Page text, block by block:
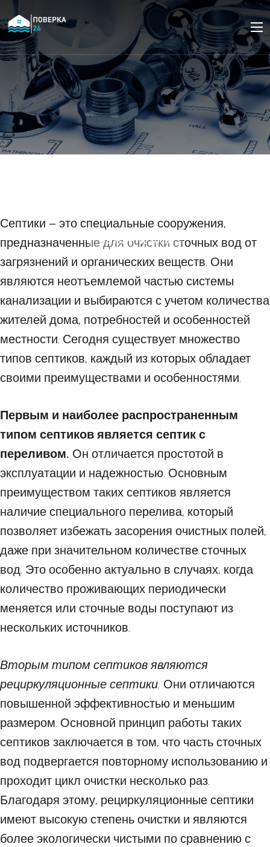
05 МАРТА 2023
Септики – это специальные сооружения,
предназначенные для очистки сточных вод от
загрязнений и органических веществ. Они
являются неотъемлемой частью системы
канализации и выбираются с учетом количества
жителей дома, потребностей и особенностей
местности. Сегодня существует множество
типов септиков, каждый из которых обладает
своими преимуществами и особенностями.
Первым и наиболее распространенным
типом септиков является септик с
переливом. Он отличается простотой в
эксплуатации и надежностью. Основным
преимуществом таких септиков является
наличие специального перелива, который
позволяет избежать засорения очистных полей,
даже при значительном количестве сточных
вод. Это особенно актуально в случаях, когда
количество проживающих периодически
меняется или сточные воды поступают из
нескольких источников.
Вторым типом септиков являются
рециркуляционные септики. Они отличаются
повышенной эффективностью и меньшим
размером. Основной принцип работы таких
септиков заключается в том, что часть сточных
вод подвергается повторному использованию и
проходит цикл очистки несколько раз.
Благодаря этому, рециркуляционные септики
имеют высокую степень очистки и являются
более экологически чистыми по сравнению с